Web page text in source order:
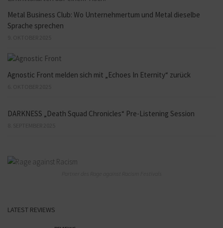
Metal Business Club: Wo Unternehmertum und Metal dieselbe
Sprache sprechen
Agnostic Front melden sich mit „Echoes In Eternity“ zurück
DARKNESS „Death Squad Chronicles“ Pre-Listening Session
LATEST REVIEWS